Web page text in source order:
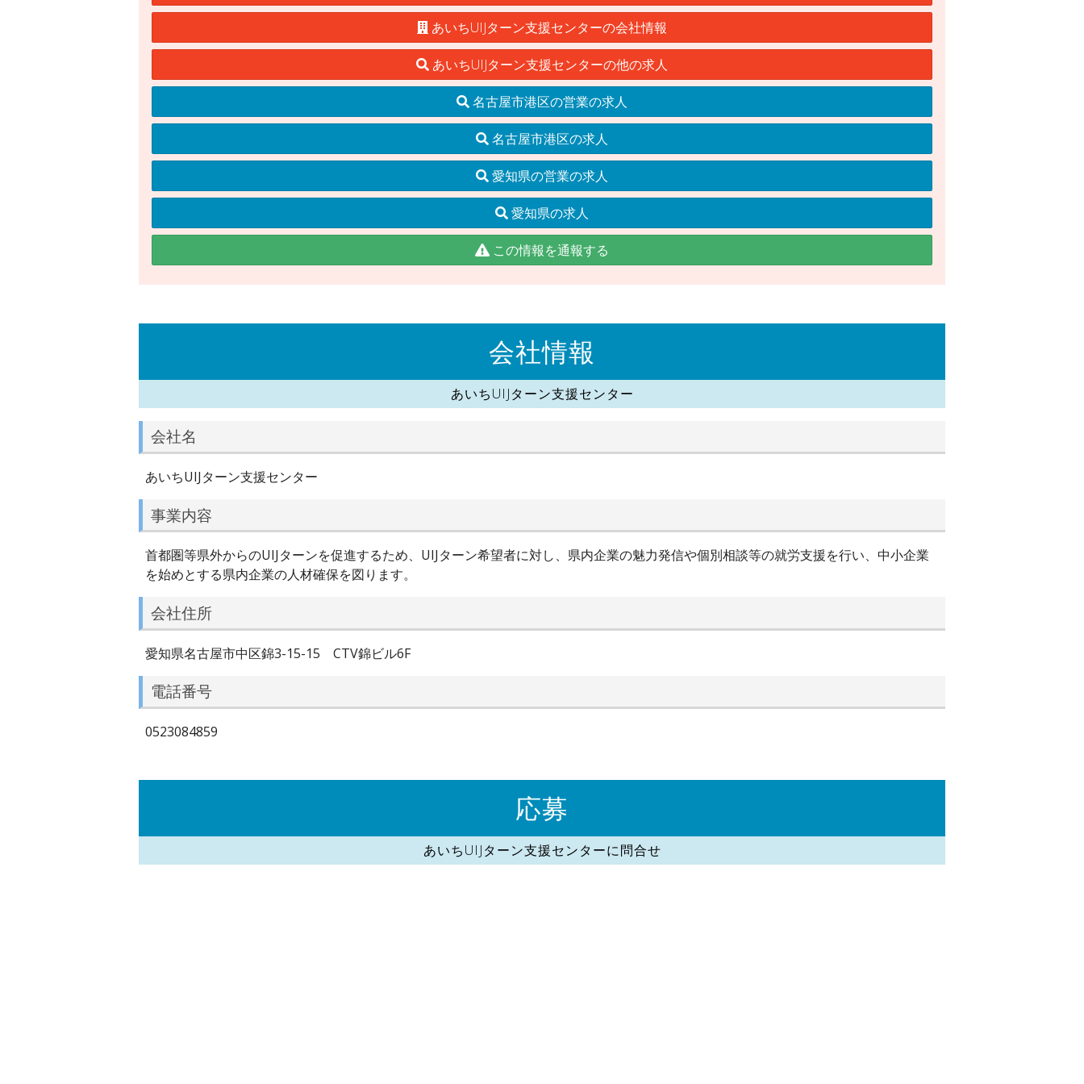
あいちUIJターン支援センターの会社情報
あいちUIJターン支援センターの他の求人
名古屋市港区の営業の求人
名古屋市港区の求人
愛知県の営業の求人
愛知県の求人
この情報を通報する
会社情報
あいちUIJターン支援センター
会社名
あいちUIJターン支援センター
事業内容
首都圏等県外からのUIJターンを促進するため、UIJターン希望者に対し、県内企業の魅力発信や個別相談等の就労支援を行い、中小企業
を始めとする県内企業の人材確保を図ります。
会社住所
愛知県名古屋市中区錦3-15-15 CTV錦ビル6F
電話番号
0523084859
応募
あいちUIJターン支援センターに問合せ